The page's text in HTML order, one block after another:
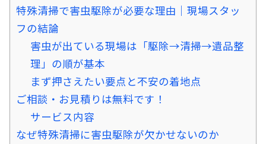
特殊清掃で害虫駆除が必要な理由｜現場スタッ
フの結論
害虫が出ている現場は「駆除→清掃→遺品整
理」の順が基本
まず押さえたい要点と不安の着地点
ご相談・お見積りは無料です！
サービス内容
なぜ特殊清掃に害虫駆除が欠かせないのか